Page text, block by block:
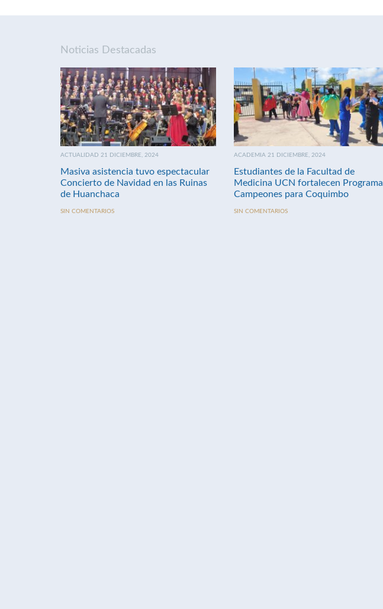
Noticias Destacadas
ACTUALIDAD 21 DICIEMBRE, 2024
Masiva asistencia tuvo espectacular
Concierto de Navidad en las Ruinas
de Huanchaca
SIN COMENTARIOS
ACADEMIA 21 DICIEMBRE, 2024
Estudiantes de la Facultad de
Medicina UCN fortalecen Programa
Campeones para Coquimbo
SIN COMENTARIOS